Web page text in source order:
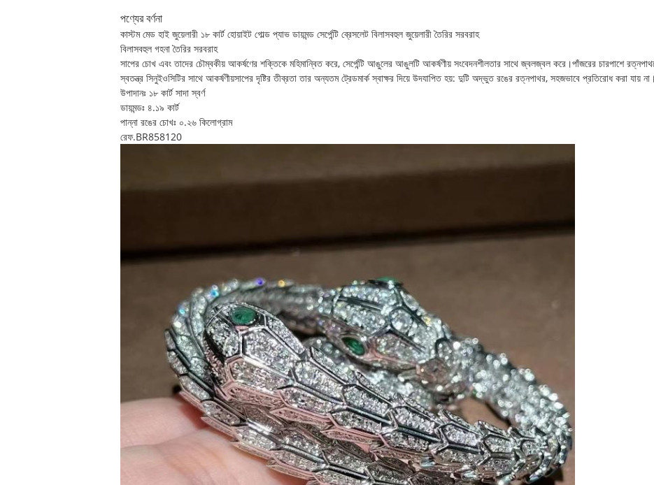
পণ্যের বর্ণনা
কাস্টম মেড হাই জুয়েলারী ১৮ কার্ট হোয়াইট গোল্ড প্যাভ ডায়মন্ড সের্পেন্টি ব্রেসলেট বিলাসবহুল জুয়েলারী তৈরির সরবরাহ
বিলাসবহুল গহনা তৈরির সরবরাহ
সাপের চোখ এবং তাদের চৌম্বকীয় আকর্ষণের শক্তিকে মহিমান্বিত করে, সের্পেন্টি আঙুলের আঙুলটি আকর্ষণীয় সংবেদনশীলতার সাথে জ্বলজ্বল করে।পাঁজরের চারপাশে
স্বতন্ত্র সিনুইওসিটির সাথে আকর্ষণীয়সাপের দৃষ্টির তীব্রতা তার অন্যতম ট্রেডমার্ক স্বাক্ষর দিয়ে উদযাপিত হয়: দুটি অদ্ভুত রঙের রত্নপাথর, সহজভাবে প্রতিরোধ করা যায় না।
উপাদানঃ ১৮ কার্ট সাদা স্বর্ণ
ডায়মন্ডঃ ৪.১৯ কার্ট
পান্না রঙের চোখঃ ০.২৬ কিলোগ্রাম
রেফ.BR858120